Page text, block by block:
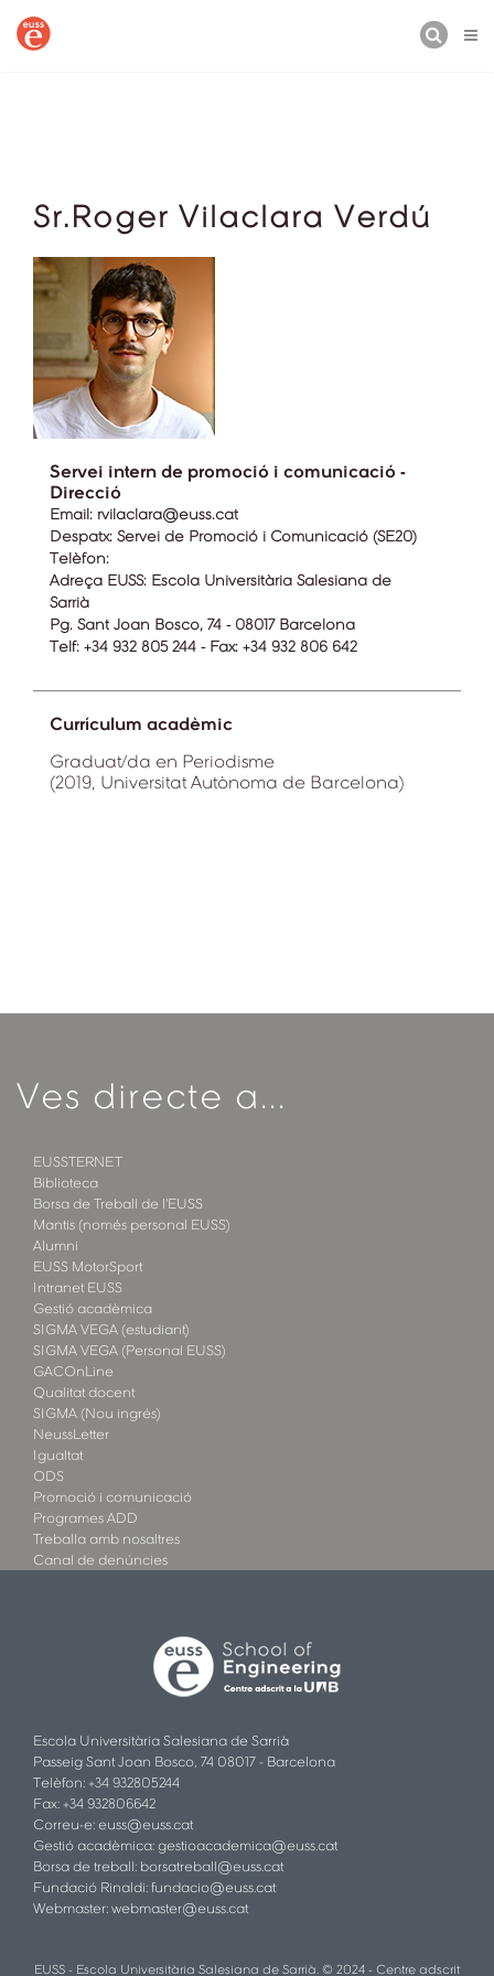
Sr.Roger Vilaclara Verdú
Servei intern de promoció i comunicació -
Direcció
Email: rvilaclara@euss.cat
Despatx: Servei de Promoció i Comunicació (SE20)
Telèfon:
Adreça EUSS: Escola Universitària Salesiana de
Sarrià
Pg. Sant Joan Bosco, 74 - 08017 Barcelona
Telf: +34 932 805 244 - Fax: +34 932 806 642
Currículum acadèmic
Graduat/da en Periodisme
(2019, Universitat Autònoma de Barcelona)
Ves directe a...
EUSSTERNET
Biblioteca
Borsa de Treball de l'EUSS
Mantis (només personal EUSS)
Alumni
EUSS MotorSport
Intranet EUSS
Gestió acadèmica
SIGMA VEGA (estudiant)
SIGMA VEGA (Personal EUSS)
GACOnLine
Qualitat docent
SIGMA (Nou ingrés)
NeussLetter
Igualtat
ODS
Promoció i comunicació
Programes ADD
Treballa amb nosaltres
Canal de denúncies
Escola Universitària Salesiana de Sarrià
Passeig Sant Joan Bosco, 74 08017 - Barcelona
Telèfon: +34 932805244
Fax: +34 932806642
Correu-e: euss@euss.cat
Gestió acadèmica: gestioacademica@euss.cat
Borsa de treball: borsatreball@euss.cat
Fundació Rinaldi: fundacio@euss.cat
Webmaster: webmaster@euss.cat
EUSS - Escola Universitària Salesiana de Sarrià. © 2024 - Centre adscrit